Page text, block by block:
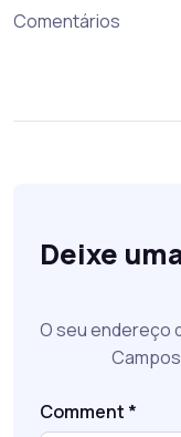
Comentários
Deixe
O seu endereço
Comment *